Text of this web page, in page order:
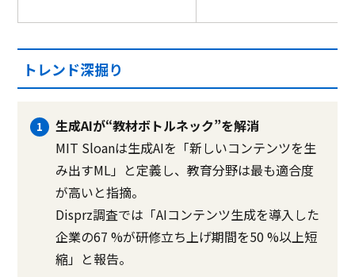
トレンド深掘り
生成AIが“教材ボトルネック”を解消
MIT Sloanは生成AIを「新しいコンテンツを生
み出すML」と定義し、教育分野は最も適合度
が高いと指摘。
Disprz調査では「AIコンテンツ生成を導入した
企業の67 %が研修立ち上げ期間を50 %以上短
縮」と報告。